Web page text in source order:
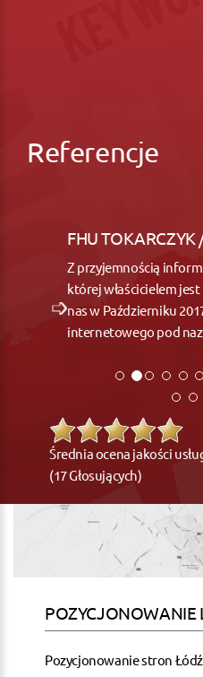
Referencje
FHU TOKARCZYK /
Z przyjemnością
której właścicielem jest
nas w Październiku 2017
internetowego pod nazwą
Średnia ocena jakości
(17 Głosujących)
POZYCJONOWANIE
Pozycjonowanie stron Łódź